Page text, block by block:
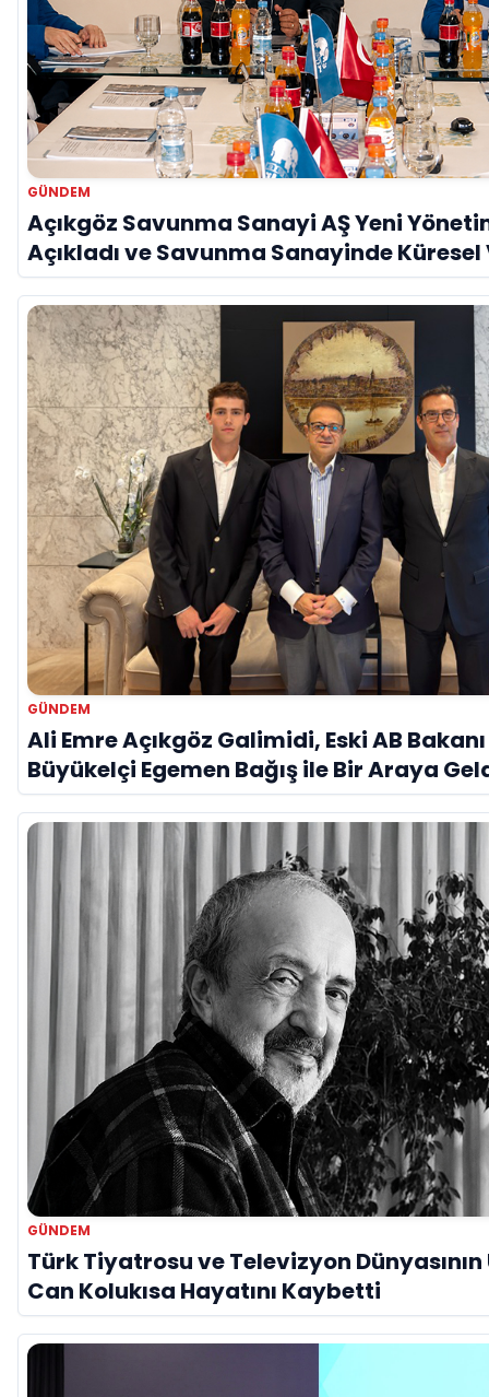
GÜNDEM
Açıkgöz Savunma Sanayi AŞ Yeni
Açıkladı ve Savunma Sanayinde
Vurgusu
GÜNDEM
Ali Emre Açıkgöz Galimidi, Eski AB
Büyükelçi Egemen Bağış ile Bir Araya
GÜNDEM
Türk Tiyatrosu ve Televizyon
Can Kolukısa Hayatını Kaybetti